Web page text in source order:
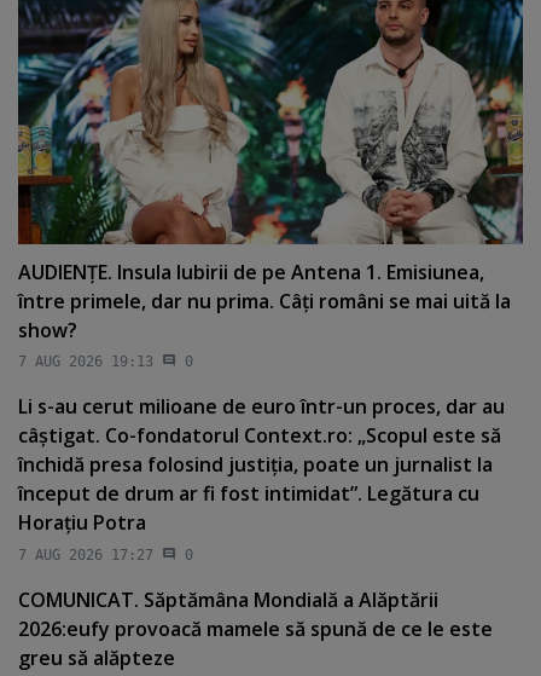
AUDIENŢE. Insula Iubirii de pe Antena 1. Emisiunea,
între primele, dar nu prima. Câţi români se mai uită la
show?
7 AUG 2026 19:13 0
Li s-au cerut milioane de euro într-un proces, dar au
câştigat. Co-fondatorul Context.ro: „Scopul este să
închidă presa folosind justiţia, poate un jurnalist la
început de drum ar fi fost intimidat”. Legătura cu
Horaţiu Potra
7 AUG 2026 17:27 0
COMUNICAT. Săptămâna Mondială a Alăptării
2026:eufy provoacă mamele să spună de ce le este
greu să alăpteze